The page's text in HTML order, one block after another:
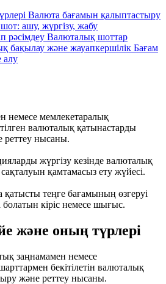
Валюта бағамын қалыптастыру
ашу, жүргізу, жабу
рәсімдеу Валюталық шоттар
бақылау және жауапкершілік Бағам
алу
немесе мемлекетаралық
валюталық қатынастарды
нысаны.
жүргізу кезінде валюталық
қамтамасыз ету жүйесі.
теңге бағамының өзгеруі
болатын кіріс немесе шығыс.
және оның түрлері
заңнамамен немесе
бекітілетін валюталық
және реттеу нысаны.